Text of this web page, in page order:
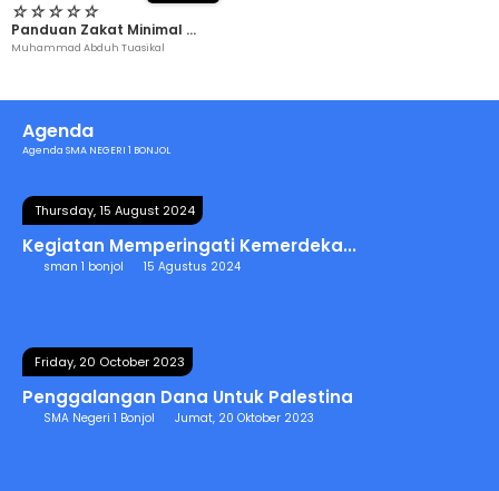
☆☆☆☆☆
Panduan Zakat Minimal ...
Muhammad Abduh Tuasikal
Agenda
Agenda SMA NEGERI 1 BONJOL
Thursday, 15 August 2024
Kegiatan Memperingati Kemerdeka...
sman 1 bonjol 15 Agustus 2024
Friday, 20 October 2023
Penggalangan Dana Untuk Palestina
SMA Negeri 1 Bonjol Jumat, 20 Oktober 2023